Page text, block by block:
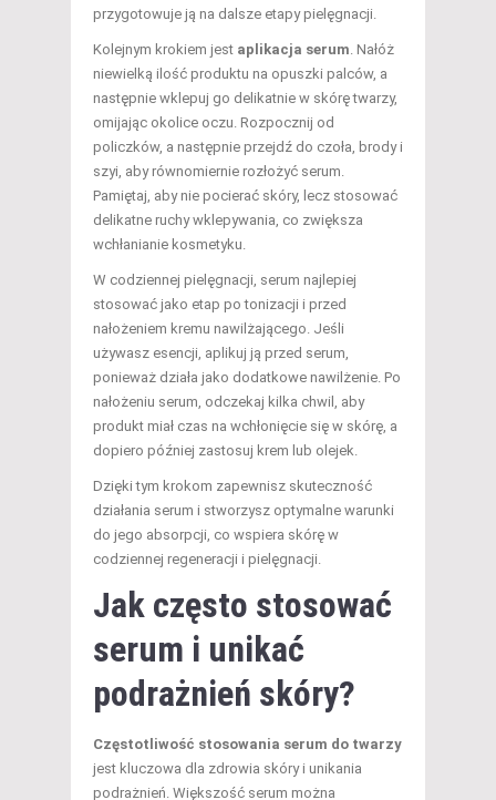
przygotowuje ją na dalsze etapy pielęgnacji.
Kolejnym krokiem jest aplikacja serum. Nałóż
niewielką ilość produktu na opuszki palców, a
następnie wklepuj go delikatnie w skórę twarzy,
omijając okolice oczu. Rozpocznij od
policzków, a następnie przejdź do czoła, brody i
szyi, aby równomiernie rozłożyć serum.
Pamiętaj, aby nie pocierać skóry, lecz stosować
delikatne ruchy wklepywania, co zwiększa
wchłanianie kosmetyku.
W codziennej pielęgnacji, serum najlepiej
stosować jako etap po tonizacji i przed
nałożeniem kremu nawilżającego. Jeśli
używasz esencji, aplikuj ją przed serum,
ponieważ działa jako dodatkowe nawilżenie. Po
nałożeniu serum, odczekaj kilka chwil, aby
produkt miał czas na wchłonięcie się w skórę, a
dopiero później zastosuj krem lub olejek.
Dzięki tym krokom zapewnisz skuteczność
działania serum i stworzysz optymalne warunki
do jego absorpcji, co wspiera skórę w
codziennej regeneracji i pielęgnacji.
Jak często stosować
serum i unikać
podrażnień skóry?
Częstotliwość stosowania serum do twarzy
jest kluczowa dla zdrowia skóry i unikania
podrażnień. Większość serum można